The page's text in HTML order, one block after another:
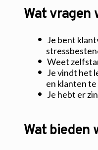
Wat vragen
Je bent
Weet
Je vindt het
en klanten
Je hebt er
Wat bieden